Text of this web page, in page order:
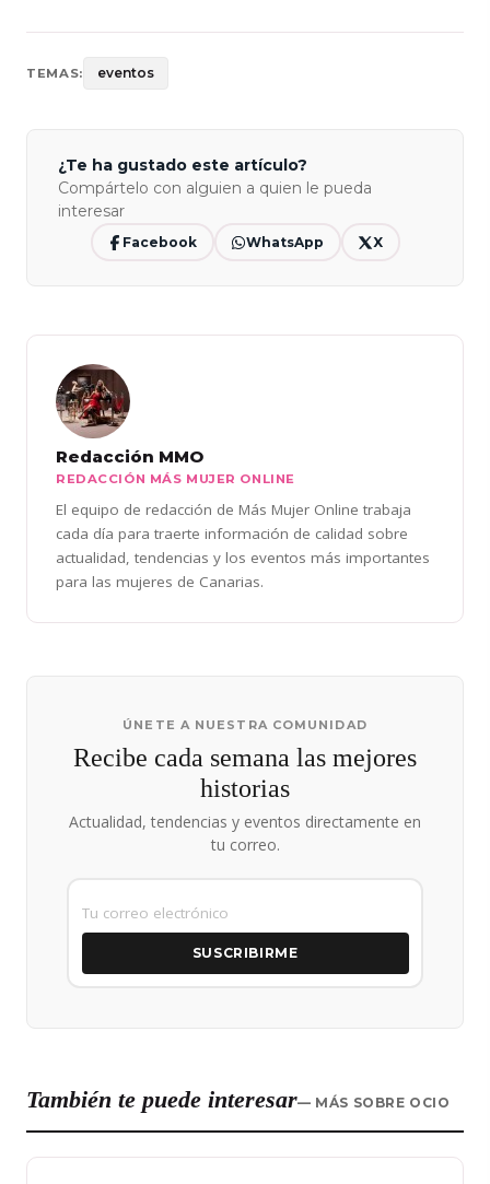
TEMAS: eventos
¿Te ha gustado este artículo?
Compártelo con alguien a quien le pueda
interesar
Facebook WhatsApp X
Redacción MMO
REDACCIÓN MÁS MUJER ONLINE
El equipo de redacción de Más Mujer Online trabaja
cada día para traerte información de calidad sobre
actualidad, tendencias y los eventos más importantes
para las mujeres de Canarias.
ÚNETE A NUESTRA COMUNIDAD
Recibe cada semana las mejores
historias
Actualidad, tendencias y eventos directamente en
tu correo.
SUSCRIBIRME
También te puede interesar— MÁS SOBRE OCIO